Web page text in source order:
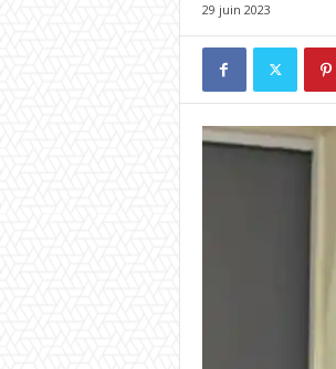
29 juin 2023